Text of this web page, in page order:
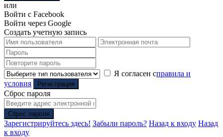
или
Войти с Facebook
Войти через Google
Создать учетную запись
Я согласен справила и
условия
Регистрация
Сброс пароля
Сброс пароля
Зарегистрируйтесь здесь! Забыли пароль? Назад к входу Назад
к входу